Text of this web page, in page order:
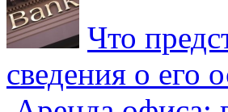
Что
сведения о его